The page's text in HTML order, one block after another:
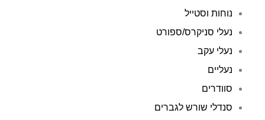
נוחות וסטייל
נעלי סניקרס/ספורט
נעלי עקב
נעליים
סוודרים
סנדלי שורש לגברים